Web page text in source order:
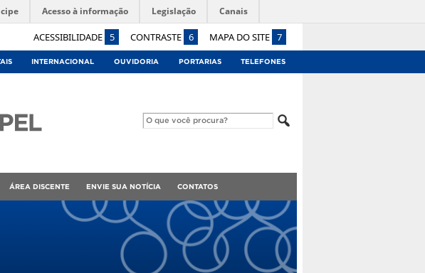
ACESSIBILIDADE 5 CONTRASTE 6 MAPA DO SITE 7
Acesso à informação Legislação Canais
INTERNACIONAL OUVIDORIA PORTARIAS TELEFONES
ÁREA DISCENTE ENVIE SUA NOTÍCIA CONTATOS